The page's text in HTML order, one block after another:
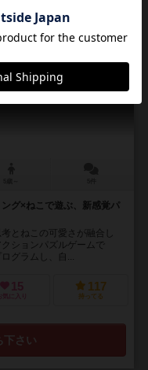
グ×ねこで遊ぶ、新感覚パ
とねこの可愛さが融合し
ションパズルゲームで
グラムし、自...
15
お気に入り
117
持ってる
下さい